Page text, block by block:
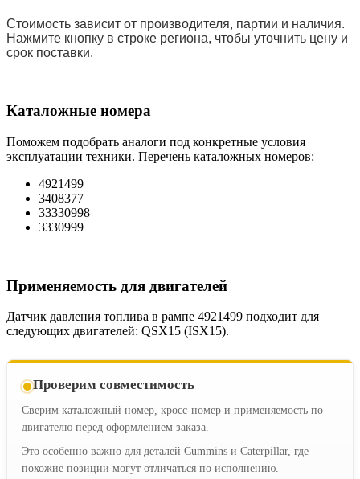
Стоимость зависит от производителя, партии и наличия.
Нажмите кнопку в строке региона, чтобы уточнить цену и
срок поставки.
Каталожные номера
Поможем подобрать аналоги под конкретные условия
эксплуатации техники. Перечень каталожных номеров:
4921499
3408377
33330998
3330999
Применяемость для двигателей
Датчик давления топлива в рампе 4921499 подходит для
следующих двигателей: QSX15 (ISX15).
Проверим совместимость
Сверим каталожный номер, кросс-номер и применяемость по
двигателю перед оформлением заказа.
Это особенно важно для деталей Cummins и Caterpillar, где
похожие позиции могут отличаться по исполнению.